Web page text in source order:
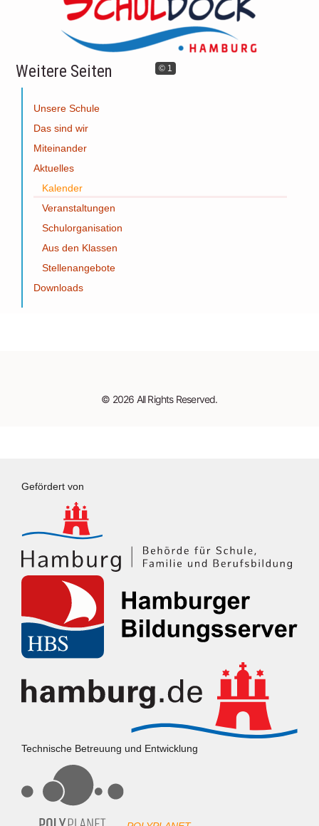
Weitere Seiten
Unsere Schule
Das sind wir
Miteinander
Aktuelles
Kalender
Veranstaltungen
Schulorganisation
Aus den Klassen
Stellenangebote
Downloads
© 1
© 2026 All Rights Reserved.
Gefördert von
Technische Betreuung und Entwicklung